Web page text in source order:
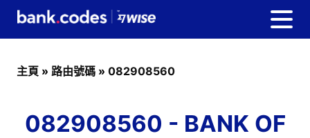
主頁 » 路由號碼 » 082908560
082908560 - BANK OF